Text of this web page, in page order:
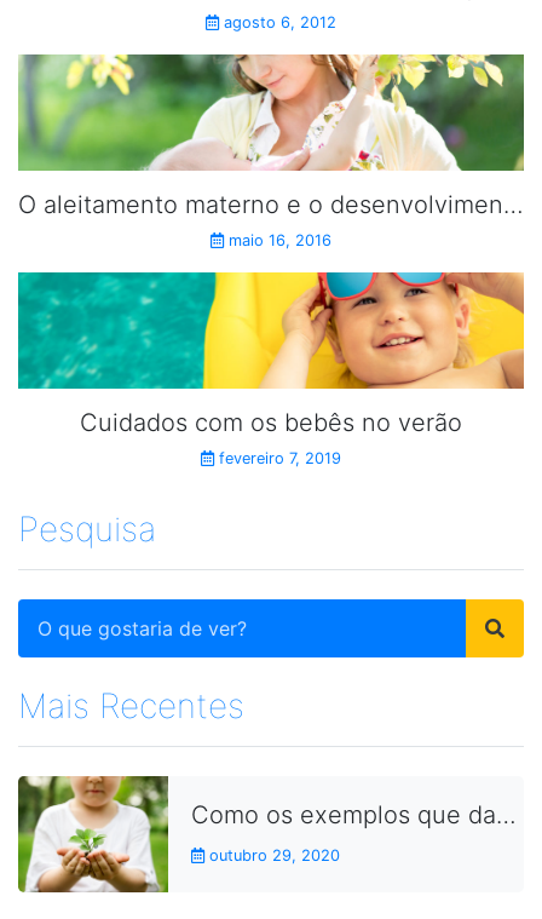
agosto 6, 2012
O aleitamento materno e o desenvolvimento psíquico do bebê
maio 16, 2016
Cuidados com os bebês no verão
fevereiro 7, 2019
Pesquisa
Mais Recentes
Como os exemplos que damos no dia a dia aproximam as crianças dos conceitos da sustentabilidade
outubro 29, 2020